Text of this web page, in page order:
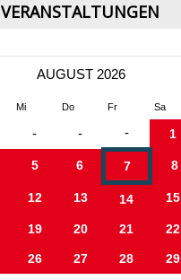
VERANSTALTUNGEN
AUGUST 2026
Mi Do Fr Sa
- - - 1
5 6 7 8
12 13 14 15
19 20 21 22
26 27 28 29